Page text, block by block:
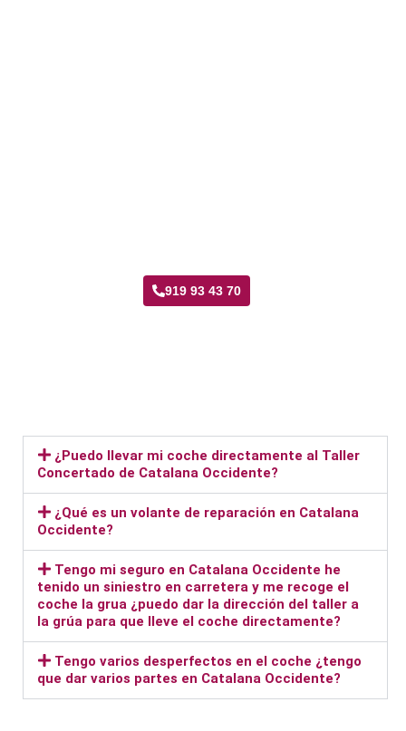
919 93 43 70
¿Puedo llevar mi coche directamente al Taller
Concertado de Catalana Occidente?
¿Qué es un volante de reparación en Catalana
Occidente?
Tengo mi seguro en Catalana Occidente he
tenido un siniestro en carretera y me recoge el
coche la grua ¿puedo dar la dirección del taller a
la grúa para que lleve el coche directamente?
Tengo varios desperfectos en el coche ¿tengo
que dar varios partes en Catalana Occidente?